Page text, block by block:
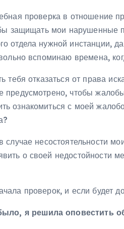
проверка в отношение
защищать мои нарушенные
отдела нужной инстанции,
вспоминаю времена,
тебя отказаться от права
предусмотрено, чтобы
ознакомиться с моей
несостоятельности
о своей недостойности
проверок, и если будет
я решила оповестить